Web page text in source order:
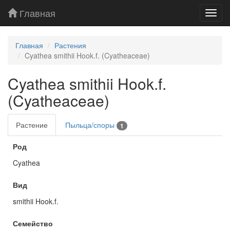
Главная
Главная
Растения
Cyathea smithii Hook.f. (Cyatheaceae)
Cyathea smithii Hook.f.
(Cyatheaceae)
Растение Пыльца/споры 1
Род
Cyathea
Вид
smithii Hook.f.
Семейство